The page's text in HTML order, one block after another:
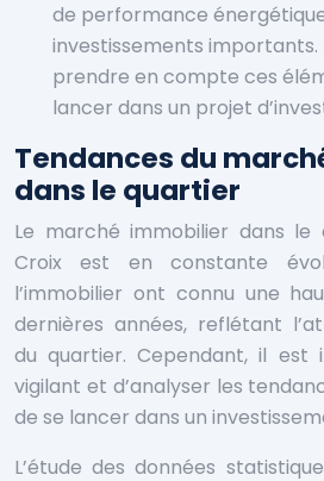
de performance
investissements
prendre en compte ces
lancer dans un projet
Tendances du
dans le quartier
Le marché immobilier dans le
Croix est en constante
l’immobilier ont connu une
dernières années, reflétant
du quartier. Cependant, il
vigilant et d’analyser les
de se lancer dans un
L’étude des données